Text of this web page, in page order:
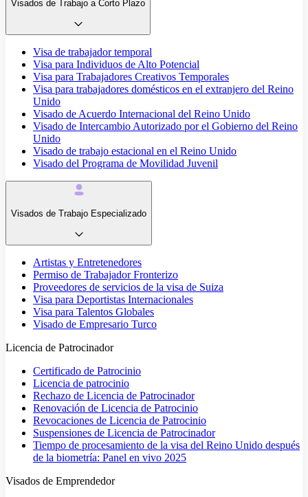
Visados de Trabajo a Corto Plazo
Visa de trabajador temporal
Visa para Individuos de Alto Potencial
Visa para Trabajadores Creativos Temporales
Visa para trabajadores domésticos en el extranjero del Reino
Unido
Visado de Acuerdo Internacional del Reino Unido
Visado de Intercambio Autorizado por el Gobierno del Reino
Unido
Visado de trabajo estacional en el Reino Unido
Visado del Programa de Movilidad Juvenil
Visados de Trabajo Especializado
Artistas y Entretenedores
Permiso de Trabajador Fronterizo
Proveedores de servicios de la visa de Suiza
Visa para Deportistas Internacionales
Visa para Talentos Globales
Visado de Empresario Turco
Licencia de Patrocinador
Certificado de Patrocinio
Licencia de patrocinio
Rechazo de Licencia de Patrocinador
Renovación de Licencia de Patrocinio
Revocaciones de Licencia de Patrocinio
Suspensiones de Licencia de Patrocinador
Tiempo de procesamiento de la visa del Reino Unido después
de la biometría: Panel en vivo 2025
Visados de Emprendedor